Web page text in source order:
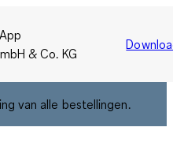
& Co. KG
van alle bestellingen.